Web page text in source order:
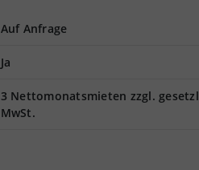
Auf Anfrage
Ja
3 Nettomonatsmieten zzgl.
MwSt.